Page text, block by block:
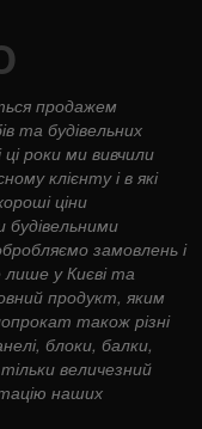
продажем
та будівельних
роки ми вивчили
клієнту і в які
ціни
замовлень і
лише у Києві та
продукт, яким
також різні
блоки, балки,
величезний
наших